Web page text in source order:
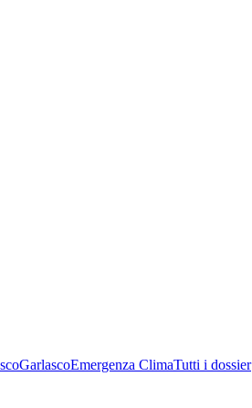
GarlascoEmergenza ClimaTutti i dossier